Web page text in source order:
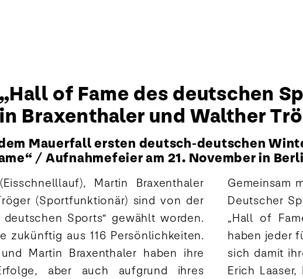
of Fame des deutschen
Braxenthaler und Walther
Mauerfall ersten deutsch-deutschen
/ Aufnahmefeier am 21. November in
Martin Braxenthaler
(Sportfunktionär) sind von der
Sports“ gewählt worden.
zukünftig aus 116 Persönlichkeiten.
Martin Braxenthaler haben ihre
aber auch aufgrund ihres
Gemeinsam
Deutscher
„Hall of
haben jeder
sich damit
Erich